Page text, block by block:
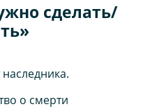
сделать/
о смерти